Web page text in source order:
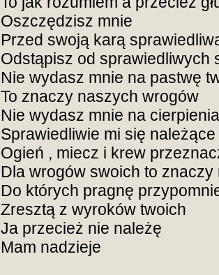
Oszczędzisz mnie
Przed swoją karą
Odstąpisz od sprawiedliwych
Nie wydasz mnie na pastwę
To znaczy naszych wrogów
Nie wydasz mnie na
Sprawiedliwie mi się należące
Ogień , miecz i krew
Dla wrogów swoich to znaczy
Do których pragnę
Zresztą z wyroków twoich
Ja przecież nie należę
Mam nadzieje